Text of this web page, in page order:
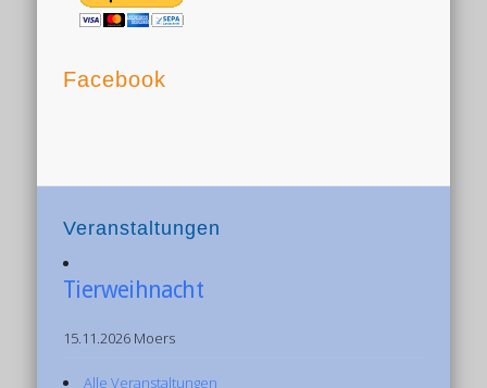
Facebook
Veranstaltungen
Tierweihnacht
15.11.2026 Moers
Alle Veranstaltungen